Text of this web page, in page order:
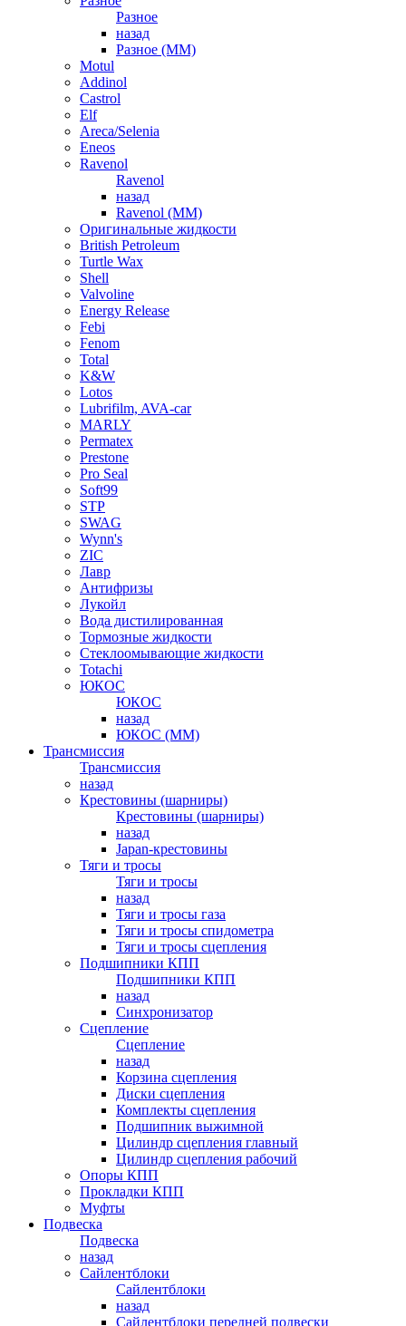
Разное
назад
Разное (ММ)
Motul
Addinol
Castrol
Elf
Areca/Selenia
Eneos
Ravenol
Ravenol
назад
Ravenol (ММ)
Оригинальные жидкости
British Petroleum
Turtle Wax
Shell
Valvoline
Energy Release
Febi
Fenom
Total
K&W
Lotos
Lubrifilm, AVA-car
MARLY
Permatex
Prestone
Pro Seal
Soft99
STP
SWAG
Wynn's
ZIC
Лавр
Антифризы
Лукойл
Вода дистилированная
Тормозные жидкости
Стеклоомывающие жидкости
Totachi
ЮКОС
ЮКОС
назад
ЮКОС (ММ)
Трансмиссия
Трансмиссия
назад
Крестовины (шарниры)
Крестовины (шарниры)
назад
Japan-крестовины
Тяги и тросы
Тяги и тросы
назад
Тяги и тросы газа
Тяги и тросы спидометра
Тяги и тросы сцепления
Подшипники КПП
Подшипники КПП
назад
Синхронизатор
Сцепление
Сцепление
назад
Корзина сцепления
Диски сцепления
Комплекты сцепления
Подшипник выжимной
Цилиндр сцепления главный
Цилиндр сцепления рабочий
Опоры КПП
Прокладки КПП
Муфты
Подвеска
Подвеска
назад
Сайлентблоки
Сайлентблоки
назад
Сайлентблоки передней подвески